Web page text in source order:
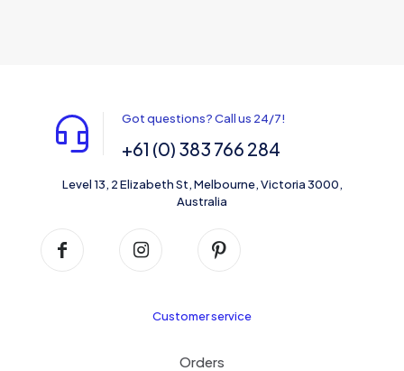
Got questions? Call us 24/7!
+61 (0) 383 766 284
Level 13, 2 Elizabeth St, Melbourne, Victoria 3000,
Australia
Customer service
Orders